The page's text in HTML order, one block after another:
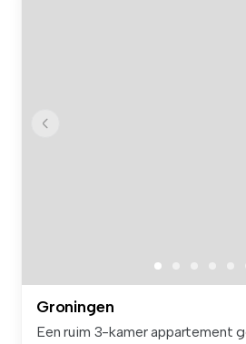
Groningen
Een ruim 3-kamer appartement